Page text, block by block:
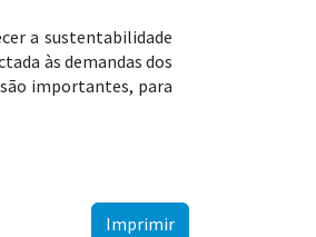
a sustentabilidade
às demandas dos
importantes, para
Imprimir